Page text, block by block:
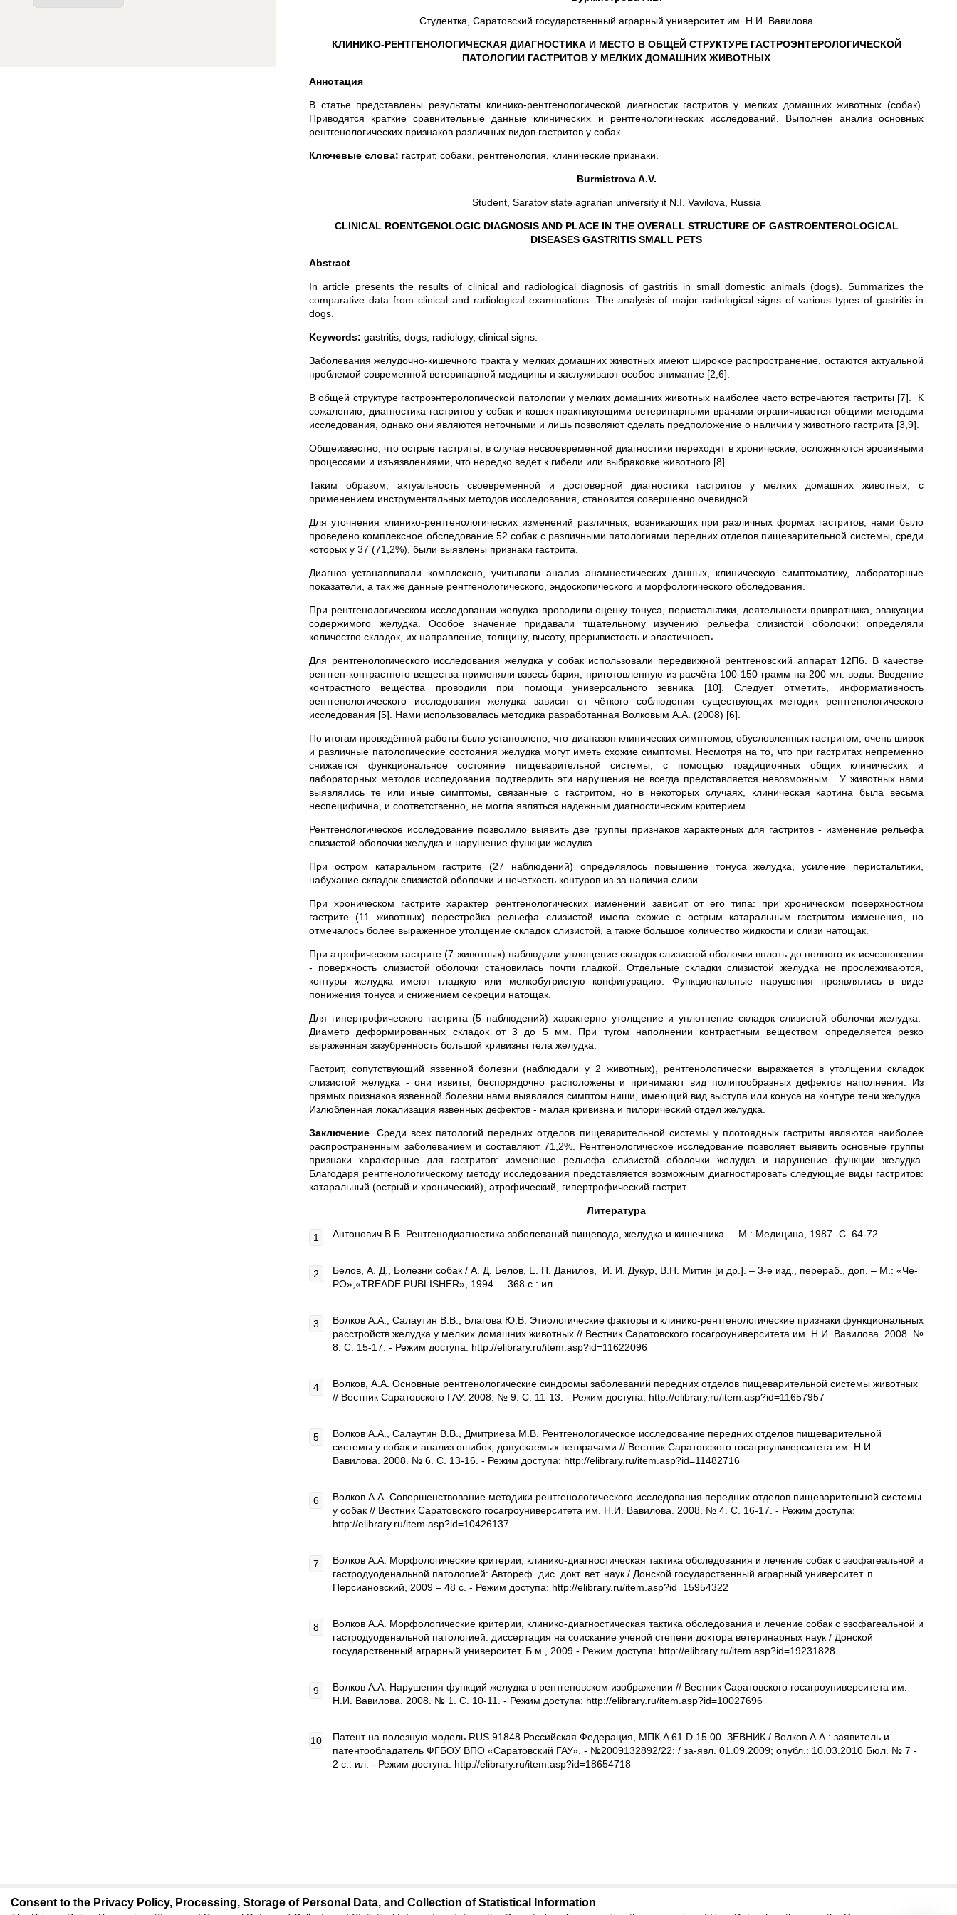
Студентка, Саратовский государственный аграрный университет им. Н.И. Вавилова
КЛИНИКО-РЕНТГЕНОЛОГИЧЕСКАЯ ДИАГНОСТИКА И МЕСТО В ОБЩЕЙ СТРУКТУРЕ ГАСТРОЭНТЕРОЛОГИЧЕСКОЙ
ПАТОЛОГИИ ГАСТРИТОВ У МЕЛКИХ ДОМАШНИХ ЖИВОТНЫХ
Аннотация
В статье представлены результаты клинико-рентгенологической диагностик гастритов у мелких домашних животных (собак).
Приводятся краткие сравнительные данные клинических и рентгенологических исследований. Выполнен анализ основных
рентгенологических признаков различных видов гастритов у собак.
Ключевые слова: гастрит, собаки, рентгенология, клинические признаки.
Burmistrova A.V.
Student, Saratov state agrarian university it N.I. Vavilova, Russia
CLINICAL ROENTGENOLOGIC DIAGNOSIS AND PLACE IN THE OVERALL STRUCTURE OF GASTROENTEROLOGICAL
DISEASES GASTRITIS SMALL PETS
Abstract
In article presents the results of clinical and radiological diagnosis of gastritis in small domestic animals (dogs). Summarizes the
comparative data from clinical and radiological examinations. The analysis of major radiological signs of various types of gastritis in
dogs.
Keywords: gastritis, dogs, radiology, clinical signs.
Заболевания желудочно-кишечного тракта у мелких домашних животных имеют широкое распространение, остаются актуальной
проблемой современной ветеринарной медицины и заслуживают особое внимание [2,6].
В общей структуре гастроэнтерологической патологии у мелких домашних животных наиболее часто встречаются гастриты [7]. К
сожалению, диагностика гастритов у собак и кошек практикующими ветеринарными вра­чами ограничивается общими методами
исследования, однако они являются не­точными и лишь позволяют сделать предположение о наличии у животного га­стрита [3,9].
Общеизвестно, что острые гастриты, в случае несвоевре­менной диагностики переходят в хронические, осложняются эрозивными
процессами и изъязвлениями, что нередко ведет к гибели или выбраковке животного [8].
Таким образом, актуаль­ность своевременной и достоверной диагностики гастритов у мелких домашних животных, с
применением инструментальных методов исследования, становится совершенно очевидной.
Для уточнения клинико-рентгенологических изменений различных, возникающих при различных формах гастритов, нами было
проведено комплексное обследование 52 собак с различными патологиями передних отделов пищеварительной системы, среди
которых у 37 (71,2%), были выявлены признаки гастрита.
Диагноз устанавливали комплексно, учитывали анализ анамнестических данных, клиническую симптоматику, лабораторные
показатели, а так же данные рентгенологического, эндоскопического и морфологического обследования.
При рентгенологическом исследовании желудка проводили оценку тонуса, перистальтики, деятельности привратника, эвакуации
содержимого желудка. Особое значение придавали тщательному изучению рельефа слизистой оболочки: определяли
количество складок, их направление, толщину, высоту, прерывистость и эластичность.
Для рентгенологического исследования желудка у собак использовали передвижной рентгеновский аппарат 12П6. В качестве
рентген-контрастного вещества применяли взвесь бария, приготовленную из расчёта 100-150 грамм на 200 мл. воды. Введение
контрастного вещества проводили при помощи универсального зевника [10]. Следует отметить, информативность
рентгенологического исследования желудка зависит от чёткого соблюдения существующих методик рентгенологического
исследования [5]. Нами использовалась методика разработанная Волковым А.А. (2008) [6].
По итогам проведённой работы было установлено, что диапазон клинических симптомов, обусловленных гастритом, очень широк
и различные патологические состояния желудка могут иметь схожие симптомы. Несмотря на то, что при гастритах непременно
снижается функциональное состояние пищеварительной системы, с помощью традиционных общих клинических и
лабораторных методов исследования подтвердить эти нарушения не всегда представляется невозможным. У животных нами
выявлялись те или иные симптомы, связанные с гастритом, но в некоторых случаях, клиническая картина была весьма
неспецифична, и соответственно, не могла являться надежным диагностическим критерием.
Рентгенологическое исследование позволило выявить две группы признаков характерных для гастритов - изменение рельефа
слизистой оболочки желудка и нарушение функции желудка.
При остром катаральном гастрите (27 наблюдений) определялось повышение тонуса желудка, усиление перистальтики,
набухание складок слизистой оболочки и нечеткость контуров из-за наличия слизи.
При хроническом гастрите характер рентгенологических изменений зависит от его типа: при хроническом поверхностном
гастрите (11 животных) перестройка рельефа слизистой имела схожие с острым катаральным гастритом изменения, но
отмечалось более выраженное утолщение складок слизистой, а также большое количество жидкости и слизи натощак.
При атрофическом гастрите (7 животных) наблюдали уплощение складок слизистой оболочки вплоть до полного их исчезнове­ния
- поверхность слизистой оболочки становилась почти гладкой. Отдельные складки слизи­стой желудка не прослеживаются,
контуры желудка имеют гладкую или мелкобугристую конфигурацию. Функциональные нарушения проявлялись в виде
понижения тонуса и снижением секреции натощак.
Для гипертрофического гастрита (5 наблюдений) характерно утолщение и уплотнение складок слизистой оболочки желудка.
Диаметр деформированных складок от 3 до 5 мм. При тугом наполнении контрастным веществом определяется резко
выраженная за­зубренность большой кривизны тела желудка.
Гастрит, сопутствующий язвенной болезни (наблюдали у 2 животных), рентгенологически выража­ется в утолщении складок
слизистой желудка - они извиты, беспорядочно расположены и принимают вид полипообразных дефектов наполнения. Из
прямых признаков язвенной болезни нами выявлялся симптом ниши, имею­щий вид выступа или конуса на контуре тени желудка.
Излюбленная локали­зация язвенных дефектов - малая кривизна и пилорический отдел желудка.
Заключение . Среди всех патологий передних отделов пищеварительной системы у плотоядных гастриты являются наиболее
распространенным заболеванием и составляют 71,2%. Рентгенологическое исследование позволяет выявить основные группы
признаки характерные для гастритов: изменение рельефа слизистой оболочки желудка и нарушение функции желудка.
Благодаря рентгенологическому методу исследования представляется возможным диагностировать следующие виды гастритов:
катаральный (острый и хронический), атрофический, гипертрофический гастрит.
Литература
Антонович В.Б. Рентгенодиагностика заболеваний пищевода, желудка и кишечника. – М.: Медицина, 1987.-С. 64-72.
Белов, А. Д., Болезни собак / А. Д. Белов, Е. П. Данилов, И. И. Дукур, В.Н. Митин [и др.]. – 3-е изд., перераб., доп. – М.: «Че-
РО»,«TREADE PUBLISHER», 1994. – 368 с.: ил.
Волков А.А., Салаутин В.В., Благова Ю.В. Этиологические факторы и клинико-рентгенологические признаки функциональных
расстройств желудка у мелких домашних животных // Вестник Саратовского госагроуниверситета им. Н.И. Вавилова. 2008. №
8. С. 15-17. - Режим доступа: http://elibrary.ru/item.asp?id=11622096
Волков, А.А. Основные рентгенологические синдромы заболеваний передних отделов пищеварительной системы животных
// Вестник Саратовского ГАУ. 2008. № 9. С. 11-13. - Режим доступа: http://elibrary.ru/item.asp?id=11657957
Волков А.А., Салаутин В.В., Дмитриева М.В. Рентгенологическое исследование передних отделов пищеварительной
системы у собак и анализ ошибок, допускаемых ветврачами // Вестник Саратовского госагроуниверситета им. Н.И.
Вавилова. 2008. № 6. С. 13-16. - Режим доступа: http://elibrary.ru/item.asp?id=11482716
Волков А.А. Совершенствование методики рентгенологического исследования передних отделов пищеварительной системы
у собак // Вестник Саратовского госагроуниверситета им. Н.И. Вавилова. 2008. № 4. С. 16-17. - Режим доступа:
http://elibrary.ru/item.asp?id=10426137
Волков А.А. Морфологические критерии, клинико-диагностическая тактика обследования и лечение собак с эзофагеальной и
гастродуоденальной патологией: Автореф. дис. докт. вет. наук / Донской государственный аграрный университет. п.
Персиановский, 2009 – 48 с. - Режим доступа: http://elibrary.ru/item.asp?id=15954322
Волков А.А. Морфологические критерии, клинико-диагностическая тактика обследования и лечение собак с эзофагеальной и
гастродуоденальной патологией: диссертация на соискание ученой степени доктора ветеринарных наук / Донской
государственный аграрный университет. Б.м., 2009 - Режим доступа: http://elibrary.ru/item.asp?id=19231828
Волков А.А. Нарушения функций желудка в рентгеновском изображении // Вестник Саратовского госагроуниверситета им.
Н.И. Вавилова. 2008. № 1. С. 10-11. - Режим доступа: http://elibrary.ru/item.asp?id=10027696
Патент на полезную модель RUS 91848 Российская Федерация, МПК A 61 D 15 00. ЗЕВНИК / Волков А.А.: заявитель и
патентообладатель ФГБОУ ВПО «Саратовский ГАУ». - №2009132892/22; / за-явл. 01.09.2009; опубл.: 10.03.2010 Бюл. № 7 -
2 с.: ил. - Режим доступа: http://elibrary.ru/item.asp?id=18654718
Support editors@research-journal.org
Consent to the Privacy Policy, Processing, Storage of Personal Data, and Collection of Statistical Information